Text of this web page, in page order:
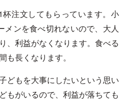
杯注文してもらっています。小
メンを食べ切れないので、大人
、利益がなくなります。食べる
も長くなります。
どもを大事にしたいという思い
もがいるので、利益が落ちても